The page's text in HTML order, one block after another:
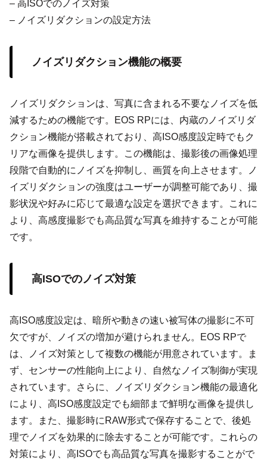
– 高ISOでのノイズ対策
– ノイズリダクションの設定方法
ノイズリダクション機能の概要
ノイズリダクションは、写真に含まれる不要なノイズを低
減するための機能です。EOS RPには、内蔵のノイズリダ
クション機能が搭載されており、高ISO感度設定時でもク
リアな画像を提供します。この機能は、撮影後の画像処理
段階で自動的にノイズを抑制し、画質を向上させます。ノ
イズリダクションの強度はユーザーが調整可能であり、撮
影状況や好みに応じて最適な設定を選択できます。これに
より、高感度撮影でも高品質な写真を維持することが可能
です。
高ISOでのノイズ対策
高ISO感度設定は、暗所や動きの速い被写体の撮影に不可
欠ですが、ノイズの増加が避けられません。EOS RPで
は、ノイズ対策として複数の機能が用意されています。ま
ず、センサーの性能向上により、自然なノイズ制御が実現
されています。さらに、ノイズリダクション機能の最適化
により、高ISO感度設定でも細部まで鮮明な画像を提供し
ます。また、撮影時にRAW形式で保存することで、後処
理でノイズを効果的に除去することが可能です。これらの
対策により、高ISOでも高品質な写真を撮影することがで